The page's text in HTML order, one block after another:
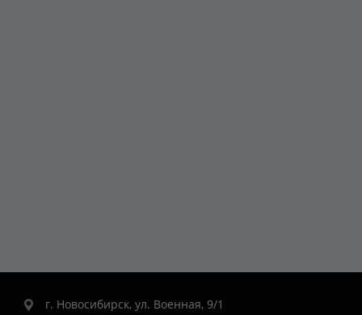
г. Новосибирск, ул. Военная, 9/1